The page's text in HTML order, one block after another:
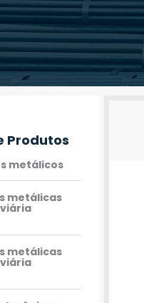
Produtos
metálicos
metálicas
metálicas